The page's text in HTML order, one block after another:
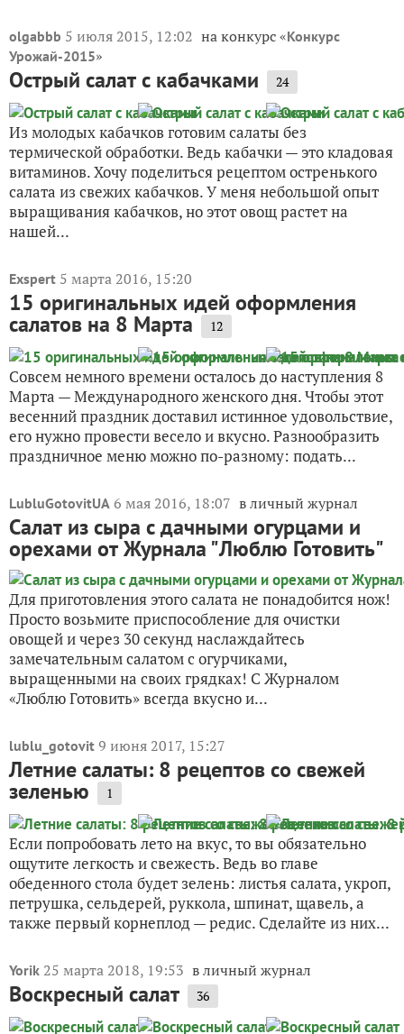
olgabbb 5 июля 2015, 12:02 на конкурс «Конкурс
Урожай-2015»
Острый салат с кабачками 24
Из молодых кабачков готовим салаты без
термической обработки. Ведь кабачки — это кладовая
витаминов. Хочу поделиться рецептом остренького
салата из свежих кабачков. У меня небольшой опыт
выращивания кабачков, но этот овощ растет на
нашей...
Exspert 5 марта 2016, 15:20
15 оригинальных идей оформления
салатов на 8 Марта 12
Совсем немного времени осталось до наступления 8
Марта — Международного женского дня. Чтобы этот
весенний праздник доставил истинное удовольствие,
его нужно провести весело и вкусно. Разнообразить
праздничное меню можно по-разному: подать...
LubluGotovitUA 6 мая 2016, 18:07 в личный журнал
Салат из сыра с дачными огурцами и
орехами от Журнала "Люблю Готовить"
Для приготовления этого салата не понадобится нож!
Просто возьмите приспособление для очистки
овощей и через 30 секунд наслаждайтесь
замечательным салатом с огурчиками,
выращенными на своих грядках! С Журналом
«Люблю Готовить» всегда вкусно и...
lublu_gotovit 9 июня 2017, 15:27
Летние салаты: 8 рецептов со свежей
зеленью 1
Если попробовать лето на вкус, то вы обязательно
ощутите легкость и свежесть. Ведь во главе
обеденного стола будет зелень: листья салата, укроп,
петрушка, сельдерей, руккола, шпинат, щавель, а
также первый корнеплод — редис. Сделайте из них...
Yorik 25 марта 2018, 19:53 в личный журнал
Воскресный салат 36